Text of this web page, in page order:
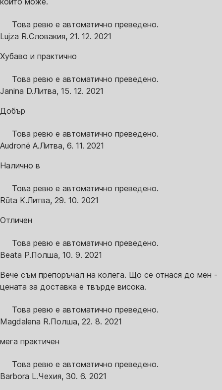
Това ревю е автоматично преведено.
Lujza R.Словакия, 21. 12. 2021
Хубаво и практично
Това ревю е автоматично преведено.
Janina D.Литва, 15. 12. 2021
Добър
Това ревю е автоматично преведено.
Audronė A.Литва, 6. 11. 2021
Налично в
Това ревю е автоматично преведено.
Rūta K.Литва, 29. 10. 2021
Отличен
Това ревю е автоматично преведено.
Beata P.Полша, 10. 9. 2021
Вече съм препоръчал на колега. Що се отнася до мен -
цената за доставка е твърде висока.
Това ревю е автоматично преведено.
Magdalena R.Полша, 22. 8. 2021
мега практичен
Това ревю е автоматично преведено.
Barbora L.Чехия, 30. 6. 2021